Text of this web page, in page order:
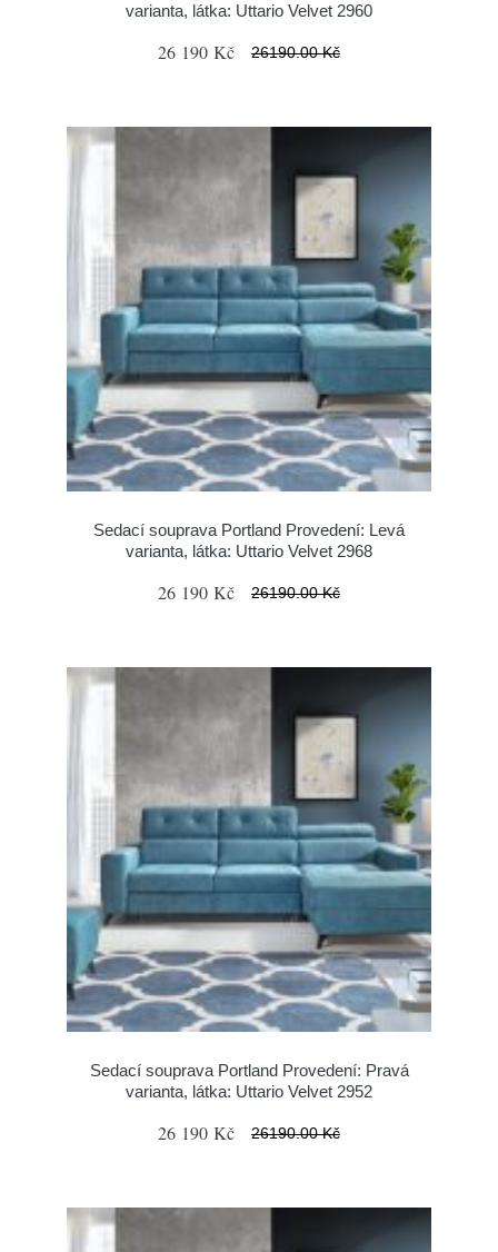
varianta, látka: Uttario Velvet 2960
26 190 Kč 26190.00 Kč
Sedací souprava Portland Provedení: Levá
varianta, látka: Uttario Velvet 2968
26 190 Kč 26190.00 Kč
Sedací souprava Portland Provedení: Pravá
varianta, látka: Uttario Velvet 2952
26 190 Kč 26190.00 Kč